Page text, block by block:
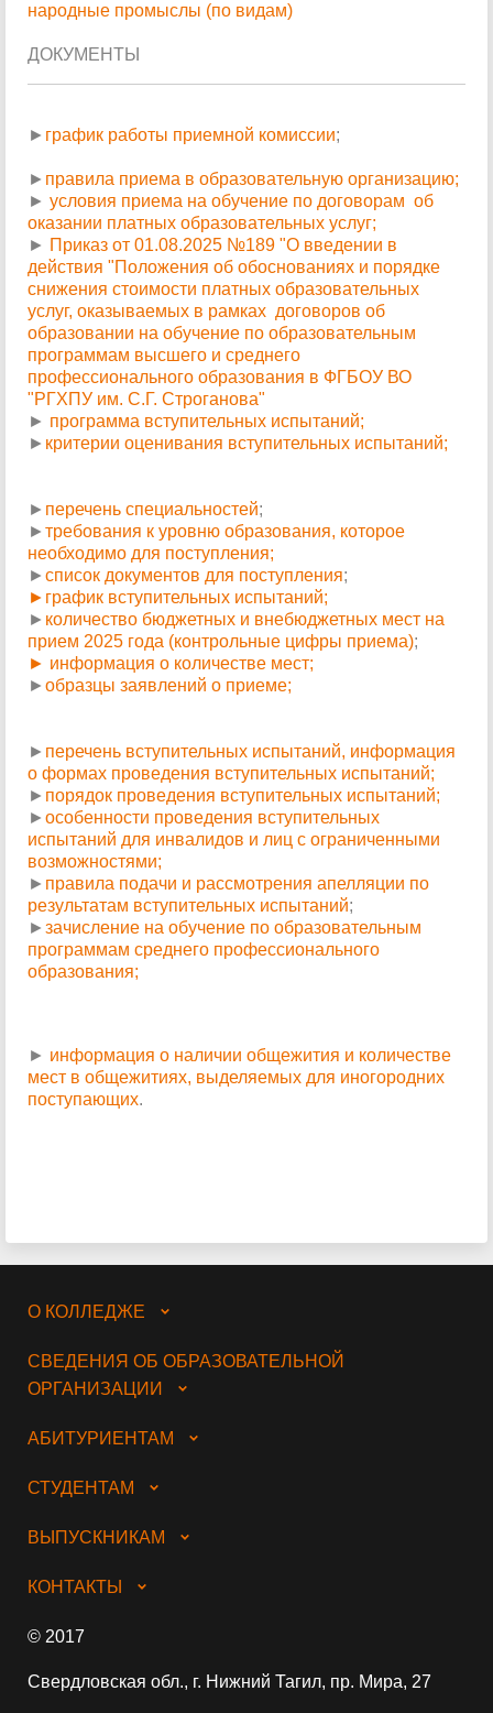
народные промыслы (по видам)
ДОКУМЕНТЫ
► график работы приемной комиссии;
► правила приема в образовательную организацию;
► условия приема на обучение по договорам об
оказании платных образовательных услуг;
► Приказ от 01.08.2025 №189 "О введении в
действия "Положения об обоснованиях и порядке
снижения стоимости платных образовательных
услуг, оказываемых в рамках договоров об
образовании на обучение по образовательным
программам высшего и среднего
профессионального образования в ФГБОУ ВО
"РГХПУ им. С.Г. Строганова"
► программа вступительных испытаний;
► критерии оценивания вступительных испытаний;
► перечень специальностей;
► требования к уровню образования, которое
необходимо для поступления;
► список документов для поступления;
►график вступительных испытаний;
► количество бюджетных и внебюджетных мест на
прием 2025 года (контрольные цифры приема);
► информация о количестве мест;
► образцы заявлений о приеме;
► перечень вступительных испытаний, информация
о формах проведения вступительных испытаний;
► порядок проведения вступительных испытаний;
► особенности проведения вступительных
испытаний для инвалидов и лиц с ограниченными
возможностями;
► правила подачи и рассмотрения апелляции по
результатам вступительных испытаний;
► зачисление на обучение по образовательным
программам среднего профессионального
образования;
► информация о наличии общежития и количестве
мест в общежитиях, выделяемых для иногородних
поступающих.
О КОЛЛЕДЖЕ
СВЕДЕНИЯ ОБ ОБРАЗОВАТЕЛЬНОЙ
ОРГАНИЗАЦИИ
АБИТУРИЕНТАМ
СТУДЕНТАМ
ВЫПУСКНИКАМ
КОНТАКТЫ
© 2017
Свердловская обл., г. Нижний Тагил, пр. Мира, 27